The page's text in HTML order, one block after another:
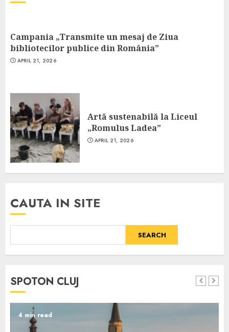
Campania „Transmite un mesaj de Ziua
bibliotecilor publice din România”
APRIL 21, 2026
Artă sustenabilă la Liceul
„Romulus Ladea”
APRIL 21, 2026
CAUTA IN SITE
SEARCH
SPOTON CLUJ
4 min read